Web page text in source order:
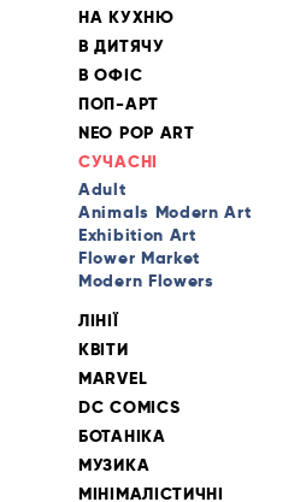
НА КУХНЮ
В ДИТЯЧУ
В ОФІС
ПОП-АРТ
NEO POP ART
СУЧАСНІ
Adult
Animals Modern Art
Exhibition Art
Flower Market
Modern Flowers
ЛІНІЇ
КВІТИ
MARVEL
DC COMICS
БОТАНІКА
МУЗИКА
МІНІМАЛІСТИЧНІ